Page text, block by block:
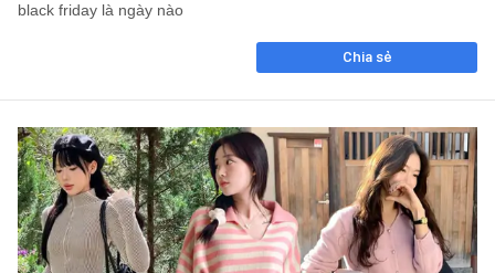
black friday là ngày nào
Chia sẻ